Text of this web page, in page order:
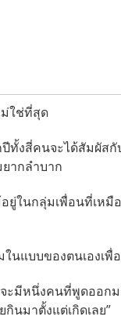
ใช่ที่สุด
ทั้งสี่คนจะได้สัมผัส
ากลำบาก
อยู่ในกลุ่มเพื่อนที่เ
ในแบบของตนเอง
ะมีหนึ่งคนที่พูดออกม
นมาตั้งแต่เกิดเลย”